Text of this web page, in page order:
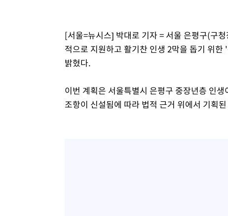
[서울=뉴시스] 박대로 기자 = 서울 은평구(구
적으로 지원하고 활기찬 인생 2막을 돕기 위
밝혔다.
이번 계획은 서울특별시 은평구 중장년층 인
조항이 신설됨에 따라 법적 근거 위에서 기획